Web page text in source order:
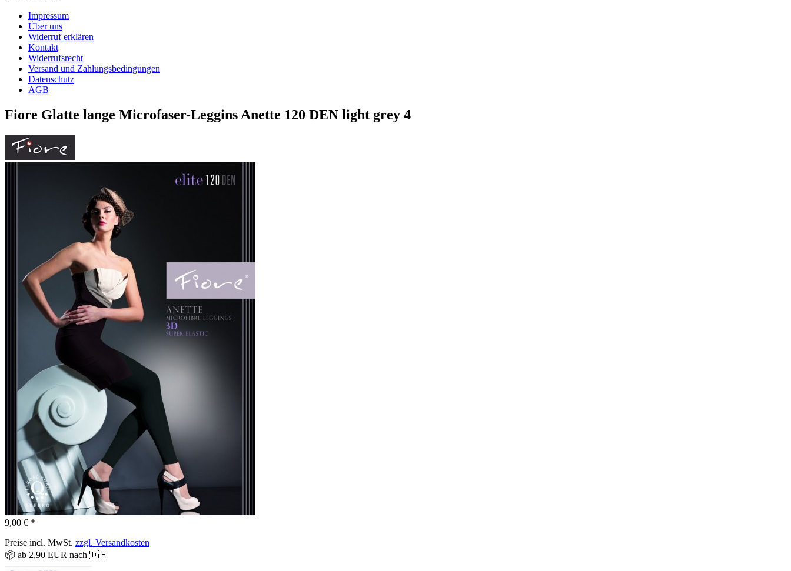
Impressum
Über uns
Widerruf erklären
Kontakt
Widerrufsrecht
Versand und Zahlungsbedingungen
Datenschutz
AGB
Fiore Glatte lange Microfaser-Leggins Anette 120 DEN light grey 4
9,00 € *
Preise incl. MwSt. zzgl. Versandkosten
📦 ab 2,90 EUR nach 🇩🇪